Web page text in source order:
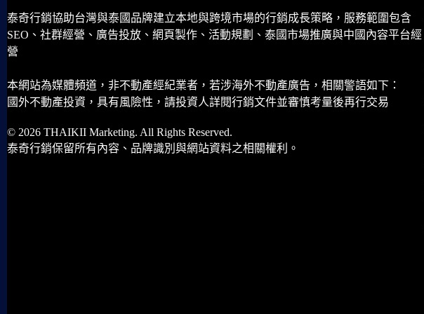
泰奇行銷協助台灣與泰國品牌建立本地與跨境市場的行銷成長策略，服務範圍包含
SEO、社群經營、廣告投放、網頁製作、活動規劃、泰國市場推廣與中國內容平台經
營
本網站為媒體頻道，非不動產經紀業者，若涉海外不動產廣告，相關警語如下：
國外不動產投資，具有風險性，請投資人詳閱行銷文件並審慎考量後再行交易
© 2026 THAIKII Marketing. All Rights Reserved.
泰奇行銷保留所有內容、品牌識別與網站資料之相關權利。